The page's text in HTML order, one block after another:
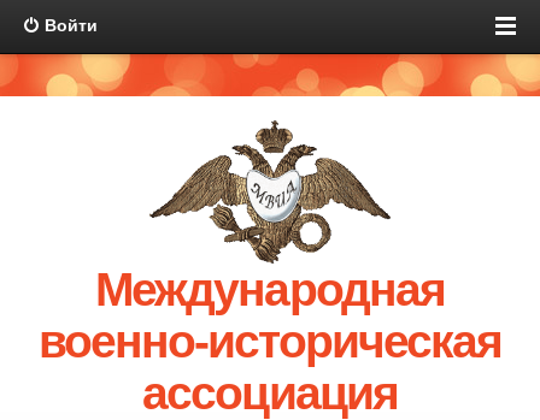
Войти
Международная
военно-историческая
ассоциация